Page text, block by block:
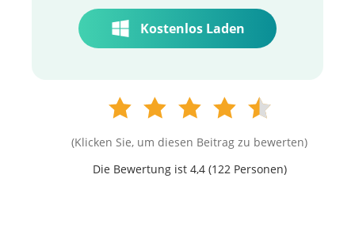
Kostenlos Laden
(Klicken Sie, um diesen Beitrag zu bewerten)
Die Bewertung ist 4,4 (122Personen)